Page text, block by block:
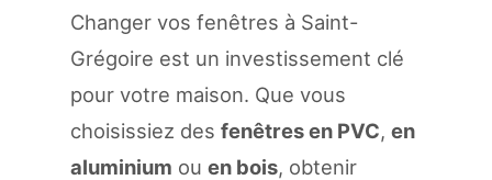
Changer vos fenêtres à Saint-
Grégoire est un investissement clé
pour votre maison. Que vous
choisissiez des fenêtres en PVC, en
aluminium ou en bois, obtenir